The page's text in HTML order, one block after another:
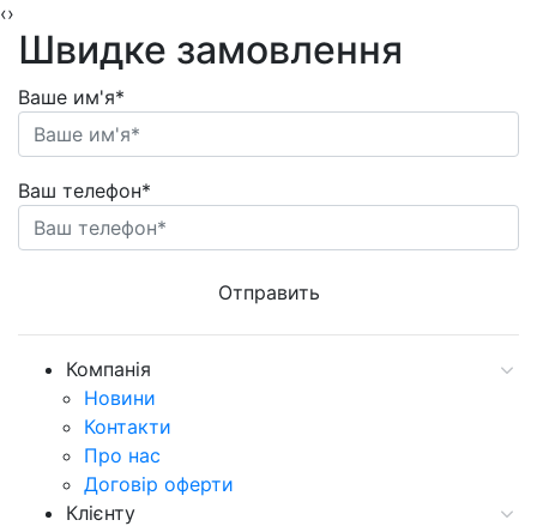
‹›
Швидке замовлення
Ваше им'я*
Ваш телефон*
Компанія
Новини
Контакти
Про нас
Договір оферти
Клієнту